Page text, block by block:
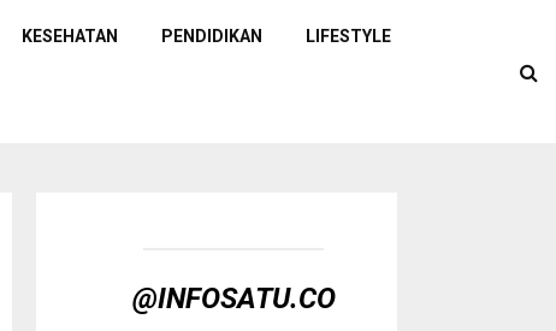
KESEHATAN PENDIDIKAN LIFESTYLE
@INFOSATU.CO